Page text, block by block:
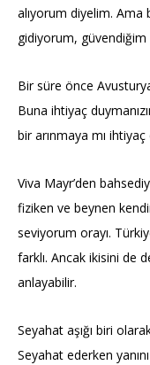
alıyorum diyelim.
gidiyorum, güvendiğim
Bir süre önce
Buna ihtiyaç
bir arınmaya mı
Viva Mayr’den
fiziken ve beynen
seviyorum orayı.
farklı. Ancak ikisini de
anlayabilir.
Seyahat aşığı biri
Seyahat ederken